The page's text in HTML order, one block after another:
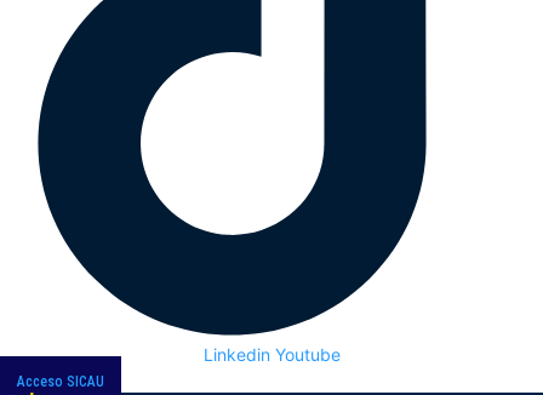
Linkedin Youtube
Acceso SICAU